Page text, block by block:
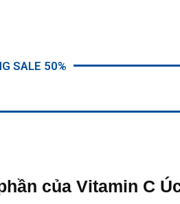
SALE 50%
của Vitamin C